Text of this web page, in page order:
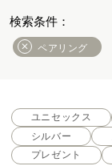
ペアリング
ユニセックス
シルバー
プレゼント